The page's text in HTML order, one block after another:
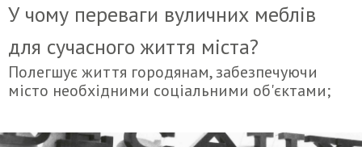
У чому переваги вуличних меблів
для сучасного життя міста?
Полегшує життя городянам, забезпечуючи
місто необхідними соціальними об'єктами;